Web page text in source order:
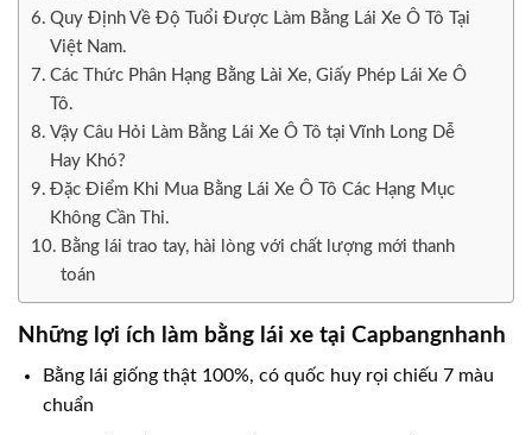
Quy Định Về Độ Tuổi Được Làm Bằng Lái Xe Ô Tô Tại
Việt Nam.
Các Thức Phân Hạng Bằng Lài Xe, Giấy Phép Lái Xe Ô
Tô.
Vậy Câu Hỏi Làm Bằng Lái Xe Ô Tô tại Vĩnh Long Dễ
Hay Khó?
Đặc Điểm Khi Mua Bằng Lái Xe Ô Tô Các Hạng Mục
Không Cần Thi.
Bằng lái trao tay, hài lòng với chất lượng mới thanh
toán
Những lợi ích làm bằng lái xe tại Capbangnhanh
Bằng lái giống thật 100%, có quốc huy rọi chiếu 7 màu
chuẩn